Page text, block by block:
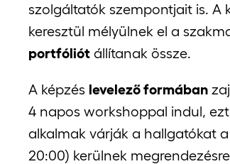
szolgáltatók szempontjait is. A
keresztül mélyülnek el a
portfóliót állítanak össze.
A képzés levelező formában
4 napos workshoppal indul,
alkalmak várják a hallgatókat
20:00) kerülnek